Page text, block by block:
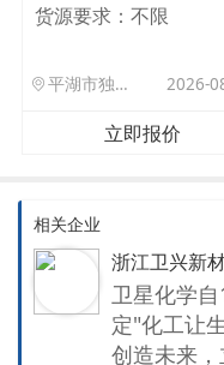
货源要求： 不限
平湖市独山港镇集港路 589 号 2026-
立即报价
相关企业
浙江卫兴新
卫星化学
定"化工让
创造未来